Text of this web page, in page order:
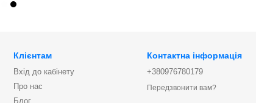
Клієнтам
Вхід до кабінету
Про нас
Блог
Контактна інформація
+380976780179
Передзвонити вам?